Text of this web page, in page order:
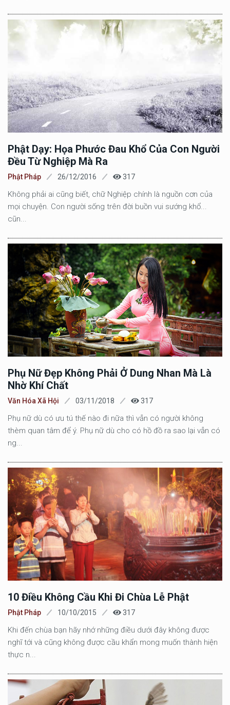
Phật Dạy: Họa Phước Đau Khổ Của Con Người
Đều Từ Nghiệp Mà Ra
Phật Pháp 26/12/2016 317
Không phải ai cũng biết, chữ Nghiệp chính là nguồn cơn của
mọi chuyện. Con người sống trên đời buồn vui sướng khổ...
cũn...
Phụ Nữ Đẹp Không Phải Ở Dung Nhan Mà Là
Nhờ Khí Chất
Văn Hóa Xã Hội 03/11/2018 317
Phụ nữ dù có ưu tú thế nào đi nữa thì vẫn có người không
thèm quan tâm để ý. Phụ nữ dù cho có hồ đồ ra sao lại vẫn có
ng...
10 Điều Không Cầu Khi Đi Chùa Lễ Phật
Phật Pháp 10/10/2015 317
Khi đến chùa bạn hãy nhớ những điều dưới đây không được
nghĩ tới và cũng không được cầu khẩn mong muốn thành hiện
thực n...